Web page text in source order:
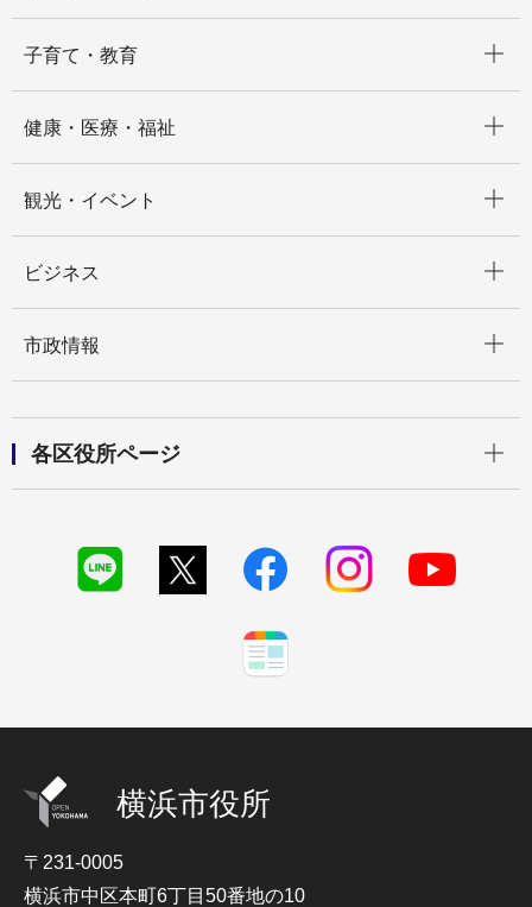
子育て・教育
健康・医療・福祉
観光・イベント
ビジネス
市政情報
各区役所ページ
横浜市役所
〒231-0005
横浜市中区本町6丁目50番地の10